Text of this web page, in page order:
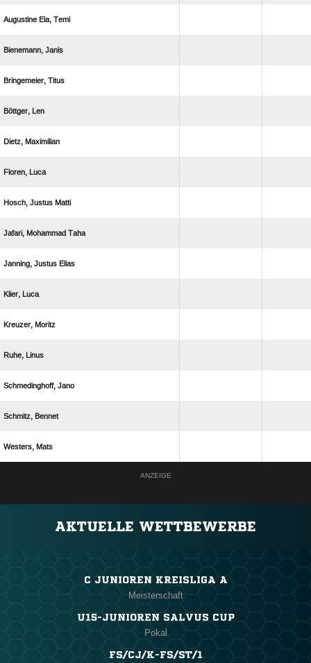
  
 
 
 
 
 
  
  
  
 
 
 
 
 
 
ANZEIGE
AKTUELLE WETTBEWERBE
C JUNIOREN KREISLIGA A
Meisterschaft
U15-JUNIOREN SALVUS CUP
Pokal
FS/CJ/K-FS/ST/1